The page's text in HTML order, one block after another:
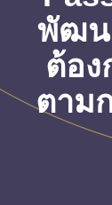
พัฒน
ต้อ
ตาม